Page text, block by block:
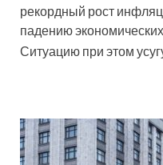
рекордный рост
падению
Ситуацию при этом